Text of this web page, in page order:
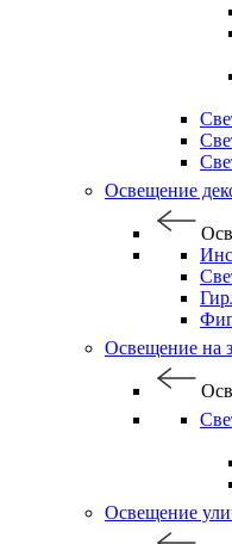
Освещение
Освещение на
Освещение